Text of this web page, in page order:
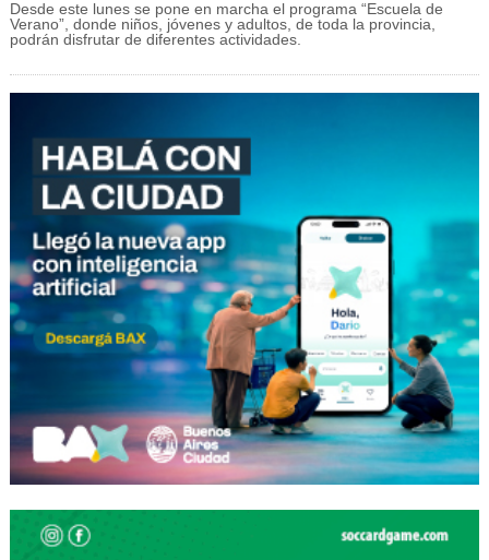
Desde este lunes se pone en marcha el programa “Escuela de
Verano”, donde niños, jóvenes y adultos, de toda la provincia,
podrán disfrutar de diferentes actividades.